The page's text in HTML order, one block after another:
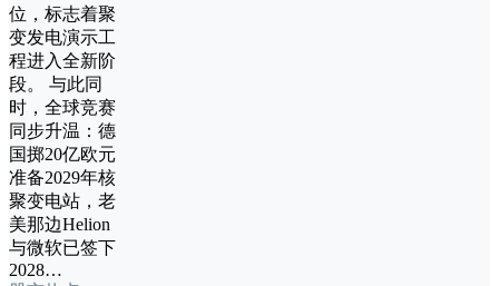
位，标志着聚
变发电演示工
程进入全新阶
段。 与此同
时，全球竞赛
同步升温：德
国掷20亿欧元
准备2029年核
聚变电站，老
美那边Helion
与微软已签下
2028…